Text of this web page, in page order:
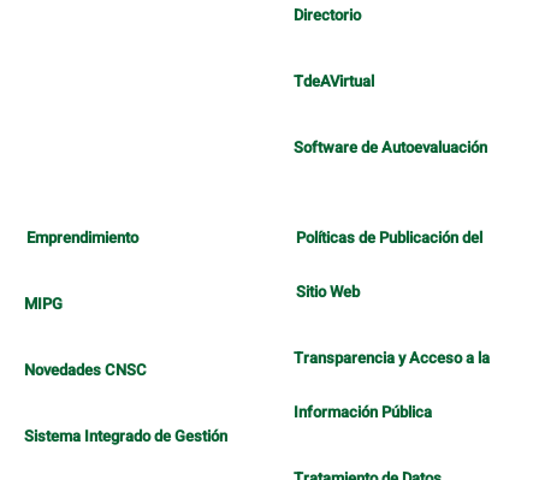
Directorio
TdeAVirtual
Software de Autoevaluación
Emprendimiento
MIPG
Novedades CNSC
Sistema Integrado de Gestión
Políticas de Publicación del
Sitio Web
Transparencia y Acceso a la
Información Pública